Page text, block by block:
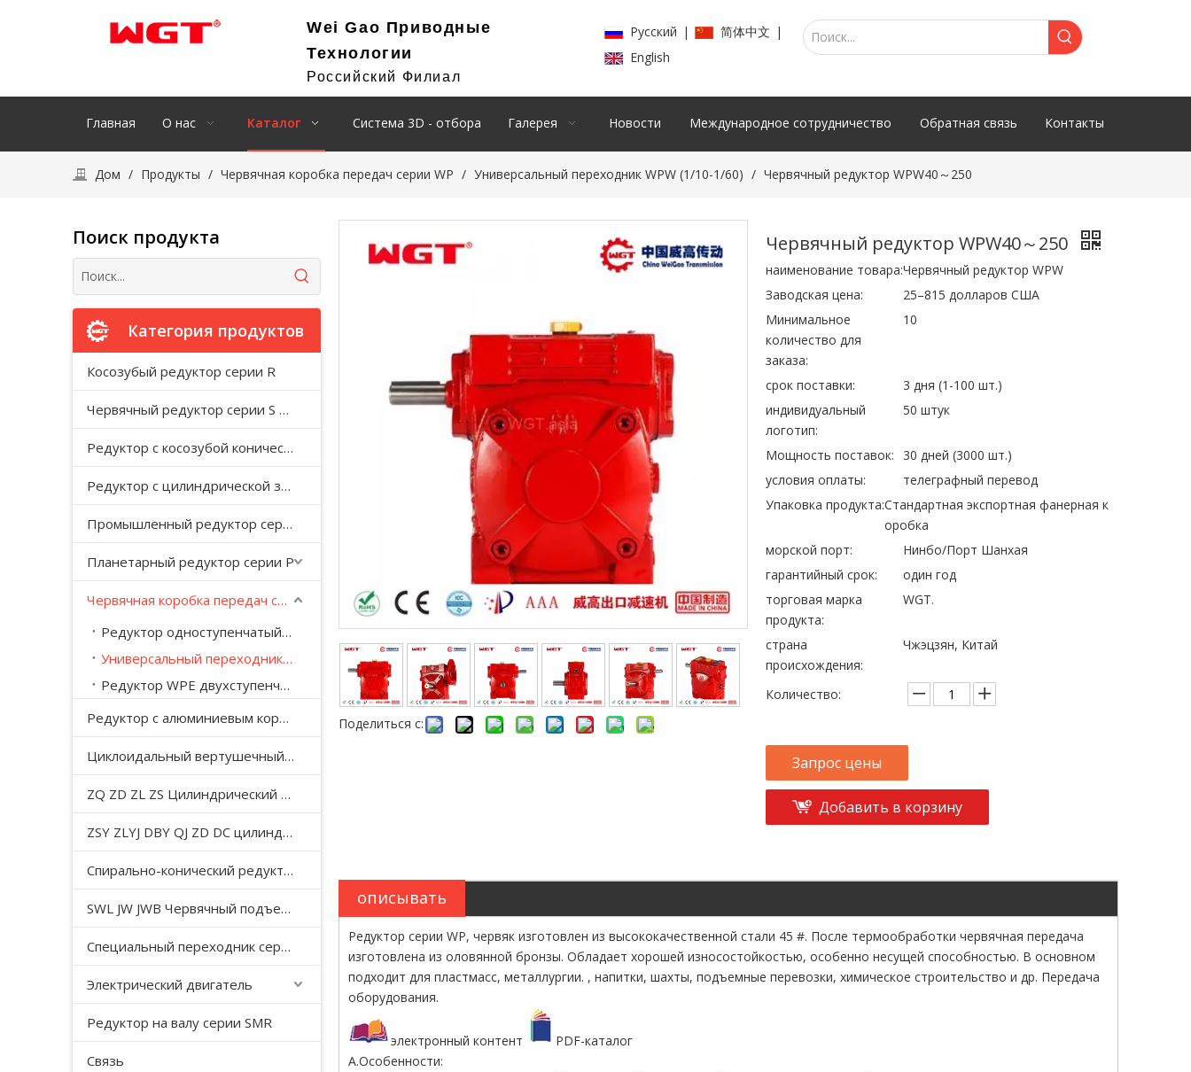
Wei Gao Приводные
Технологии
Российский Филиал
Pусский | 简体中文 |
English
Главная О нас Каталог Система 3D - отбора Галерея Новости Международное сотрудничество Обратная связь Контакты
Дом / Продукты / Червячная коробка передач серии WP / Универсальный переходник WPW (1/10-1/60) / Червячный редуктор WPW40～250
Поиск продукта
Категория продуктов
Косозубый редуктор серии R
Червячный редуктор серии S с косозубой передачей
Редуктор с косозубой конической передачей серии K
Редуктор с цилиндрической зубчатой ​​передачей серии F с параллельным валом
Промышленный редуктор серии HB
Планетарный редуктор серии P
Червячная коробка передач серии WP
Редуктор одноступенчатый WP (1/10-1/60)
Универсальный переходник WPW (1/10-1/60)
Редуктор WPE двухступенчатый (1/100-1/3600)
Редуктор с алюминиевым корпусом серии NMRV
Циклоидальный вертушечный редуктор B/X
ZQ ZD ZL ZS Цилиндрический редуктор с мягкой поверхностью зуба
ZSY ZLYJ DBY QJ ZD DC цилиндрический зубчатый редуктор средней твердости с поверхностью зуба
Спирально-конический редуктор серии T
SWL JW JWB Червячный подъемный домкрат серии JWM
Специальный переходник серии YHJ для безгравитационного смесителя
Электрический двигатель
Редуктор на валу серии SMR
Связь
Поделиться с:
Червячный редуктор WPW40～250
наименование товара:Червячный редуктор WPW
Заводская цена:
25–815 долларов США
Минимальное
количество для
заказа:
10
срок поставки:
3 дня (1-100 шт.)
индивидуальный
логотип:
50 штук
Мощность поставок:
30 дней (3000 шт.)
условия оплаты:
телеграфный перевод
Упаковка продукта:Стандартная экспортная фанерная к
оробка
морской порт:
Нинбо/Порт Шанхая
гарантийный срок:
один год
торговая марка
продукта:
WGT.
страна
происхождения:
Чжэцзян, Китай
Количество:
Запрос цены
Добавить в корзину
описывать
Редуктор серии WP, червяк изготовлен из высококачественной стали 45 #. После термообработки червячная передача
изготовлена ​​из оловянной бронзы. Обладает хорошей износостойкостью, особенно несущей способностью. В основном
подходит для пластмасс, металлургии. , напитки, шахты, подъемные перевозки, химическое строительство и др. Передача
оборудования.
электронный контент
PDF-каталог
А.Особенности: